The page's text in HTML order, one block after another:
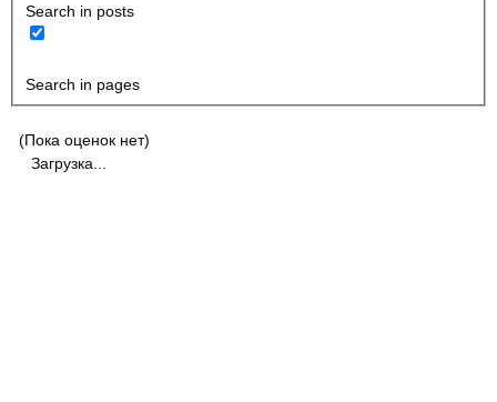
Search in posts
Search in pages
(Пока оценок нет)
Загрузка...